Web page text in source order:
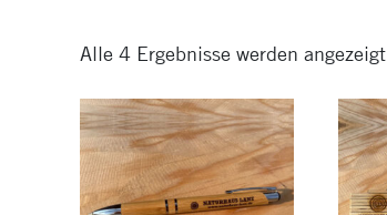
Alle 4 Ergebnisse werden angezeigt